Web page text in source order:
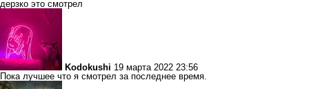
дерзко это смотрел
Kodokushi 19 марта 2022 23:56
Пока лучшее что я смотрел за последнее время.